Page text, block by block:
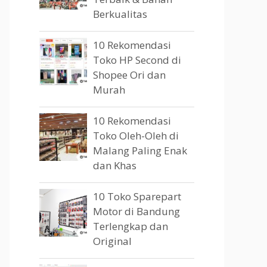
Berkualitas
10 Rekomendasi
Toko HP Second di
Shopee Ori dan
Murah
10 Rekomendasi
Toko Oleh-Oleh di
Malang Paling Enak
dan Khas
10 Toko Sparepart
Motor di Bandung
Terlengkap dan
Original